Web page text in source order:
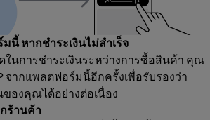
นี้ หากชำระเงินไม่สำเร็จ
นการชำระเงินระหว่างการซื้อสินค้า คุณ
จากแพลตฟอร์มนี้อีกครั้งเพื่อรับรองว่า
องคุณได้อย่างต่อเนื่อง
ร้านค้า